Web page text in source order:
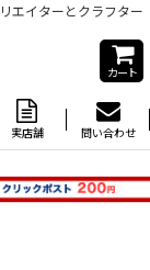
エイターとクラフター
カート
実店舗 問い合わせ